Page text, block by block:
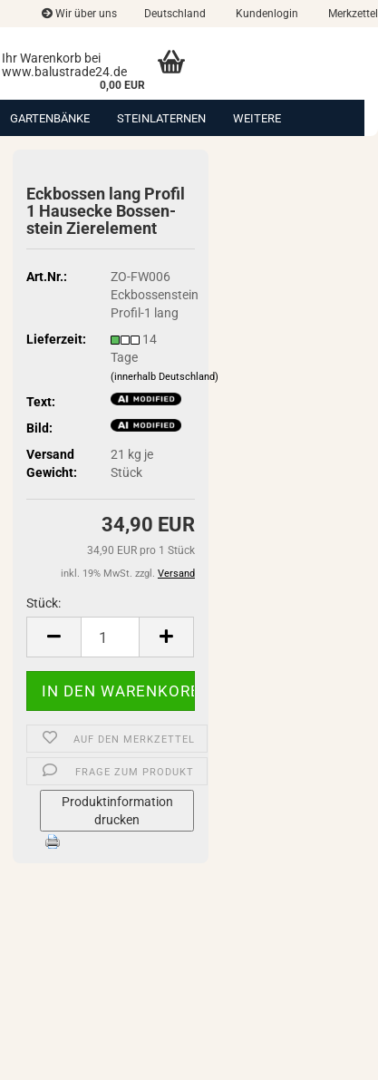
Wir über uns Deutschland Kundenlogin Merkzettel
Ihr Warenkorb bei
www.balustrade24.de
0,00 EUR
GARTENBÄNKE STEINLATERNEN WEITERE
Eck­bos­sen lang Pro­fil
1 Haus­ecke Bos­sen­
stein Zier­ele­ment
Art.Nr.:
ZO-FW006
Eckbossenstein
Profil-1 lang
Lieferzeit:
14
Tage
(innerhalb Deutschland)
Text:
Bild:
Versand
Gewicht:
21 kg je
Stück
34,90 EUR
34,90 EUR pro 1 Stück
inkl. 19% MwSt. zzgl. Versand
Stück:
Stück
AUF DEN MERKZETTEL
FRAGE ZUM PRODUKT
Produktinformation
drucken